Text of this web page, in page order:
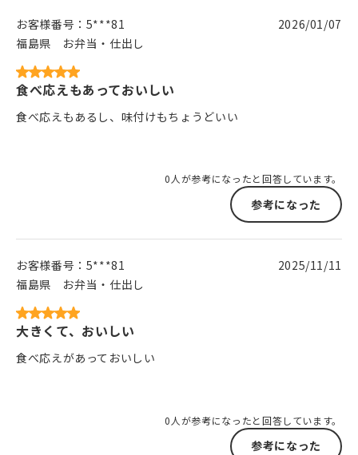
お客様番号： 5***81
福島県
お弁当・仕出し
2026/01/07
食べ応えもあっておいしい
食べ応えもあるし、味付けもちょうどいい
0人が参考になったと回答しています。
参考になった
お客様番号： 5***81
福島県
お弁当・仕出し
2025/11/11
大きくて、おいしい
食べ応えがあっておいしい
0人が参考になったと回答しています。
参考になった